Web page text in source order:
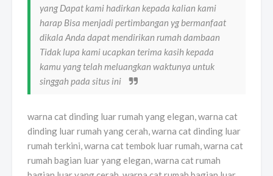
yang Dapat kami hadirkan kepada kalian kami
harap Bisa menjadi pertimbangan yg bermanfaat
dikala Anda dapat mendirikan rumah dambaan
Tidak lupa kami ucapkan terima kasih kepada
kamu yang telah meluangkan waktunya untuk
singgah pada situs ini
warna cat dinding luar rumah yang elegan, warna cat
dinding luar rumah yang cerah, warna cat dinding luar
rumah terkini, warna cat tembok luar rumah, warna cat
rumah bagian luar yang elegan, warna cat rumah